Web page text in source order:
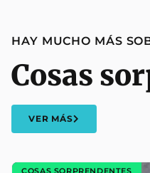
HAY MUCHO MÁS
Cosas
VER MÁS
COSAS SORPRENDENTES